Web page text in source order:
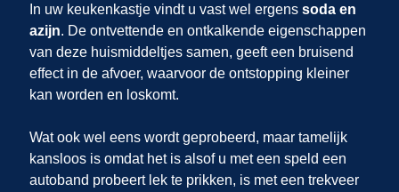
In uw keukenkastje vindt u vast wel ergens soda en
azijn. De ontvettende en ontkalkende eigenschappen
van deze huismiddeltjes samen, geeft een bruisend
effect in de afvoer, waarvoor de ontstopping kleiner
kan worden en loskomt.
Wat ook wel eens wordt geprobeerd, maar tamelijk
kansloos is omdat het is alsof u met een speld een
autoband probeert lek te prikken, is met een trekveer